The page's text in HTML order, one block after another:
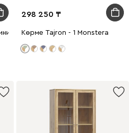
Аквамарин
298 250
Көрме Tajron - 1 Monstera